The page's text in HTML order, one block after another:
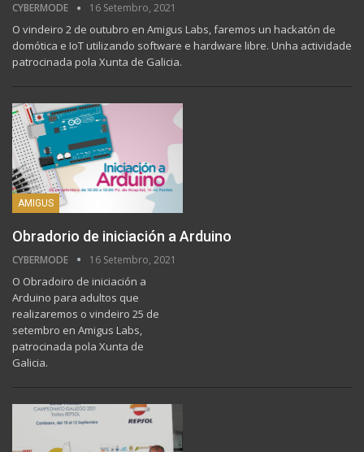
CYBERMODE 16 Setembro, 2021
O vindeiro 2 de outubro en Amigus Labs, faremos un hackatón de
domótica e IoT utilizando software e hardware libre. Unha actividade
patrocinada pola Xunta de Galicia.
AMIGUS
Obradorio de iniciación a Arduino
CYBERMODE 16 Setembro, 2021
O Obradoiro de iniciación a
Arduino para adultos que
realizaremos o vindeiro 25 de
setembro en Amigus Labs,
patrocinada pola Xunta de
Galicia.